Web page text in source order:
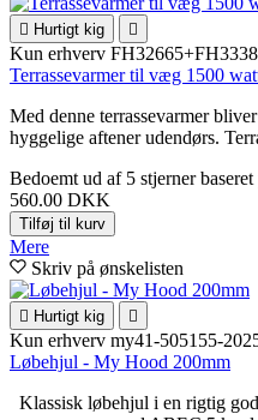
 Hurtigt kig 
Kun erhverv
Terrassevarmer til væg 1500
Med denne terrassevarmer
hyggelige aftener udendørs.
Bedoemt ud af 5 stjerner baseret
560.00 DKK
Tilføj til kurv
Mere
Skriv på ønskelisten
 Hurtigt kig 
Kun erhverv my41-505155-
Løbehjul - My Hood 200mm
Klassisk løbehjul i en rigtig